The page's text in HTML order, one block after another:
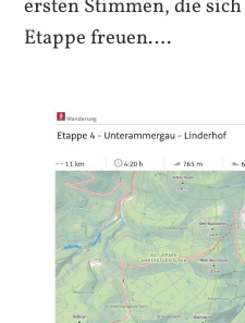
ersten Stimmen, die
Etappe freuen….